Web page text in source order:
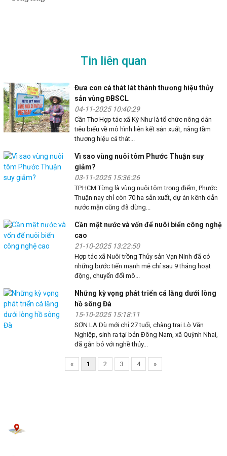
Tin liên quan
Đưa con cá thát lát thành thương hiệu thủy
sản vùng ĐBSCL
04-11-2025 10:40:29
Cần Thơ Hợp tác xã Kỳ Như là tổ chức nông dân
tiêu biểu về mô hình liên kết sản xuất, nâng tầm
thương hiệu cá thát...
Vì sao vùng nuôi tôm Phước Thuận suy
giảm?
03-11-2025 15:36:26
TP.HCM Từng là vùng nuôi tôm trọng điểm, Phước
Thuận nay chỉ còn 70 ha sản xuất, dự án kênh dẫn
nước mặn cũng đã dừng...
Cần mặt nước và vốn để nuôi biển công nghệ
cao
21-10-2025 13:22:50
Hợp tác xã Nuôi trồng Thủy sản Vạn Ninh đã có
những bước tiến mạnh mẽ chỉ sau 9 tháng hoạt
động, chuyển đổi mô...
Những kỳ vọng phát triển cá lăng dưới lòng
hồ sông Đà
15-10-2025 15:18:11
SƠN LA Dù mới chỉ 27 tuổi, chàng trai Lò Văn
Nghiệp, sinh ra tại bản Đông Nam, xã Quỳnh Nhai,
đã gắn bó với nghề thủy...
« 1 2 3 4 »